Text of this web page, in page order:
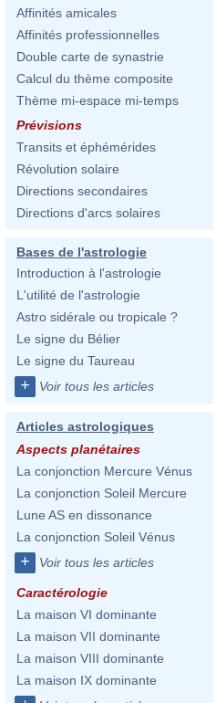
Affinités amicales
Affinités professionnelles
Double carte de synastrie
Calcul du thème composite
Thème mi-espace mi-temps
Prévisions
Transits et éphémérides
Révolution solaire
Directions secondaires
Directions d'arcs solaires
Bases de l'astrologie
Introduction à l'astrologie
L'utilité de l'astrologie
Astro sidérale ou tropicale ?
Le signe du Bélier
Le signe du Taureau
+ Voir tous les articles
Articles astrologiques
Aspects planétaires
La conjonction Mercure Vénus
La conjonction Soleil Mercure
Lune AS en dissonance
La conjonction Soleil Vénus
+ Voir tous les articles
Caractérologie
La maison VI dominante
La maison VII dominante
La maison VIII dominante
La maison IX dominante